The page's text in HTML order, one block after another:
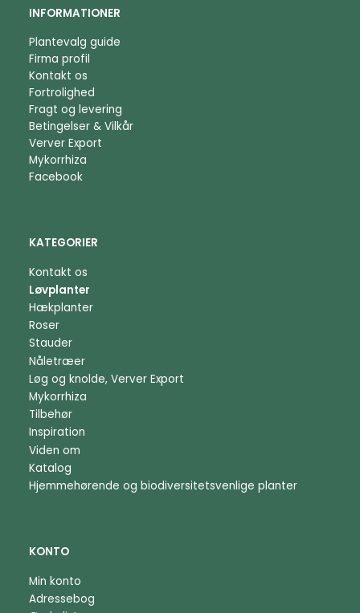
INFORMATIONER
Plantevalg guide
Firma profil
Kontakt os
Fortrolighed
Fragt og levering
Betingelser & Vilkår
Verver Export
Mykorrhiza
Facebook
KATEGORIER
Kontakt os
Løvplanter
Hækplanter
Roser
Stauder
Nåletræer
Løg og knolde, Verver Export
Mykorrhiza
Tilbehør
Inspiration
Viden om
Katalog
Hjemmehørende og biodiversitetsvenlige planter
KONTO
Min konto
Adressebog